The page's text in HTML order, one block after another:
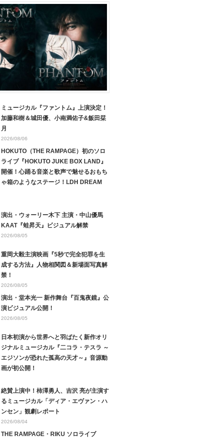
ミュージカル『ファントム』上演決定！
加藤和樹＆城田優、小南満佑子&飯田栞
月
2026/08/06
HOKUTO（THE RAMPAGE）初のソロ
ライブ『HOKUTO JUKE BOX LAND』
開催！心踊る音楽と歌声で魅せるおもち
ゃ箱のようなステージ！LDH DREAM
演出・ウォーリー木下 主演・中山優馬
KAAT『蛙昇天』ビジュアル解禁
2026/08/05
重岡大毅主演映画『5秒で完全犯罪を生
成する方法』人物相関図＆新場面写真解
禁！
2026/08/05
演出・堂本光一 新作舞台『百鬼夜鏡』公
演ビジュアル公開！
2026/08/05
日本初演から世界へと羽ばたく新作オリ
ジナルミュージカル『二コラ・テスラ ～
エジソンが恐れた孤高の天才～』音源動
画が初公開！
絶賛上演中！柿澤勇人、吉沢 亮が主演す
るミュージカル「ディア・エヴァン・ハ
ンセン」観劇レポート
2026/08/04
THE RAMPAGE・RIKU ソロライブ